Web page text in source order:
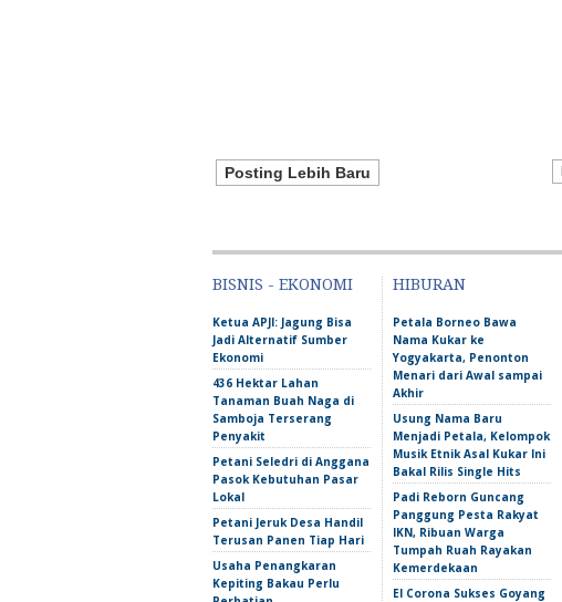
Posting Lebih Baru
BISNIS - EKONOMI
Ketua APJI: Jagung Bisa
Jadi Alternatif Sumber
Ekonomi
436 Hektar Lahan
Tanaman Buah Naga di
Samboja Terserang
Penyakit
Petani Seledri di Anggana
Pasok Kebutuhan Pasar
Lokal
Petani Jeruk Desa Handil
Terusan Panen Tiap Hari
Usaha Penangkaran
Kepiting Bakau Perlu
HIBURAN
Petala Borneo Bawa
Nama Kukar ke
Yogyakarta, Penonton
Menari dari Awal sampai
Akhir
Usung Nama Baru
Menjadi Petala, Kelompok
Musik Etnik Asal Kukar Ini
Bakal Rilis Single Hits
Padi Reborn Guncang
Panggung Pesta Rakyat
IKN, Ribuan Warga
Tumpah Ruah Rayakan
Kemerdekaan
El Corona Sukses Goyang